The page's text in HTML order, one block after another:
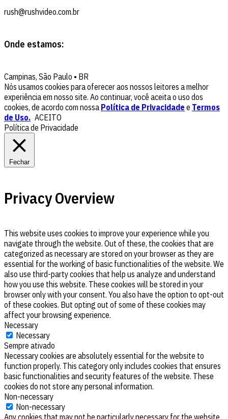
rush@rushvideo.com.br
Onde estamos:
Campinas, São Paulo • BR
Nós usamos cookies para oferecer aos nossos leitores a melhor
experiência em nosso site. Ao continuar, você aceita o uso dos
cookies, de acordo com nossa Política de Privacidade e Termos
de Uso. ACEITO
Política de Privacidade
Fechar
Privacy Overview
This website uses cookies to improve your experience while you
navigate through the website. Out of these, the cookies that are
categorized as necessary are stored on your browser as they are
essential for the working of basic functionalities of the website. We
also use third-party cookies that help us analyze and understand
how you use this website. These cookies will be stored in your
browser only with your consent. You also have the option to opt-out
of these cookies. But opting out of some of these cookies may
affect your browsing experience.
Necessary
Necessary
Sempre ativado
Necessary cookies are absolutely essential for the website to
function properly. This category only includes cookies that ensures
basic functionalities and security features of the website. These
cookies do not store any personal information.
Non-necessary
Non-necessary